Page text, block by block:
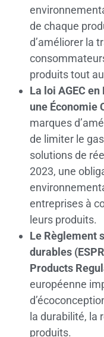
de chaque
d’améliorer la
produits tout
La loi AGEC
une Économie
marques
de limiter le
solutions de
2023, une
entreprises à
leurs produits.
Le Règlement
durables
Products
européenne
la durabilité, la
produits.